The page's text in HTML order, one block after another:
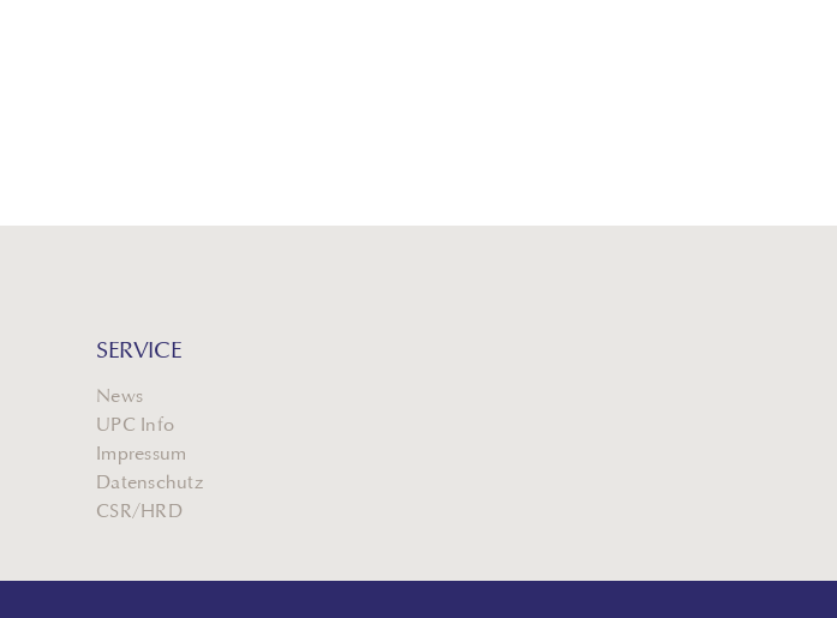
SERVICE
News
UPC Info
Impressum
Datenschutz
CSR/HRD